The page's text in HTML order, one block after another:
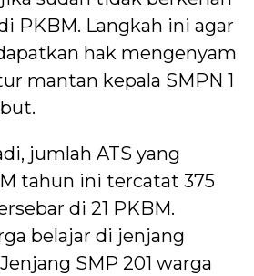
PKBM. Langkah ini agar
hak mengenyam
mantan kepala SMPN 1
jumlah ATS yang
tahun ini tercatat 375
di 21 PKBM.
belajar di jenjang
SMP 201 warga